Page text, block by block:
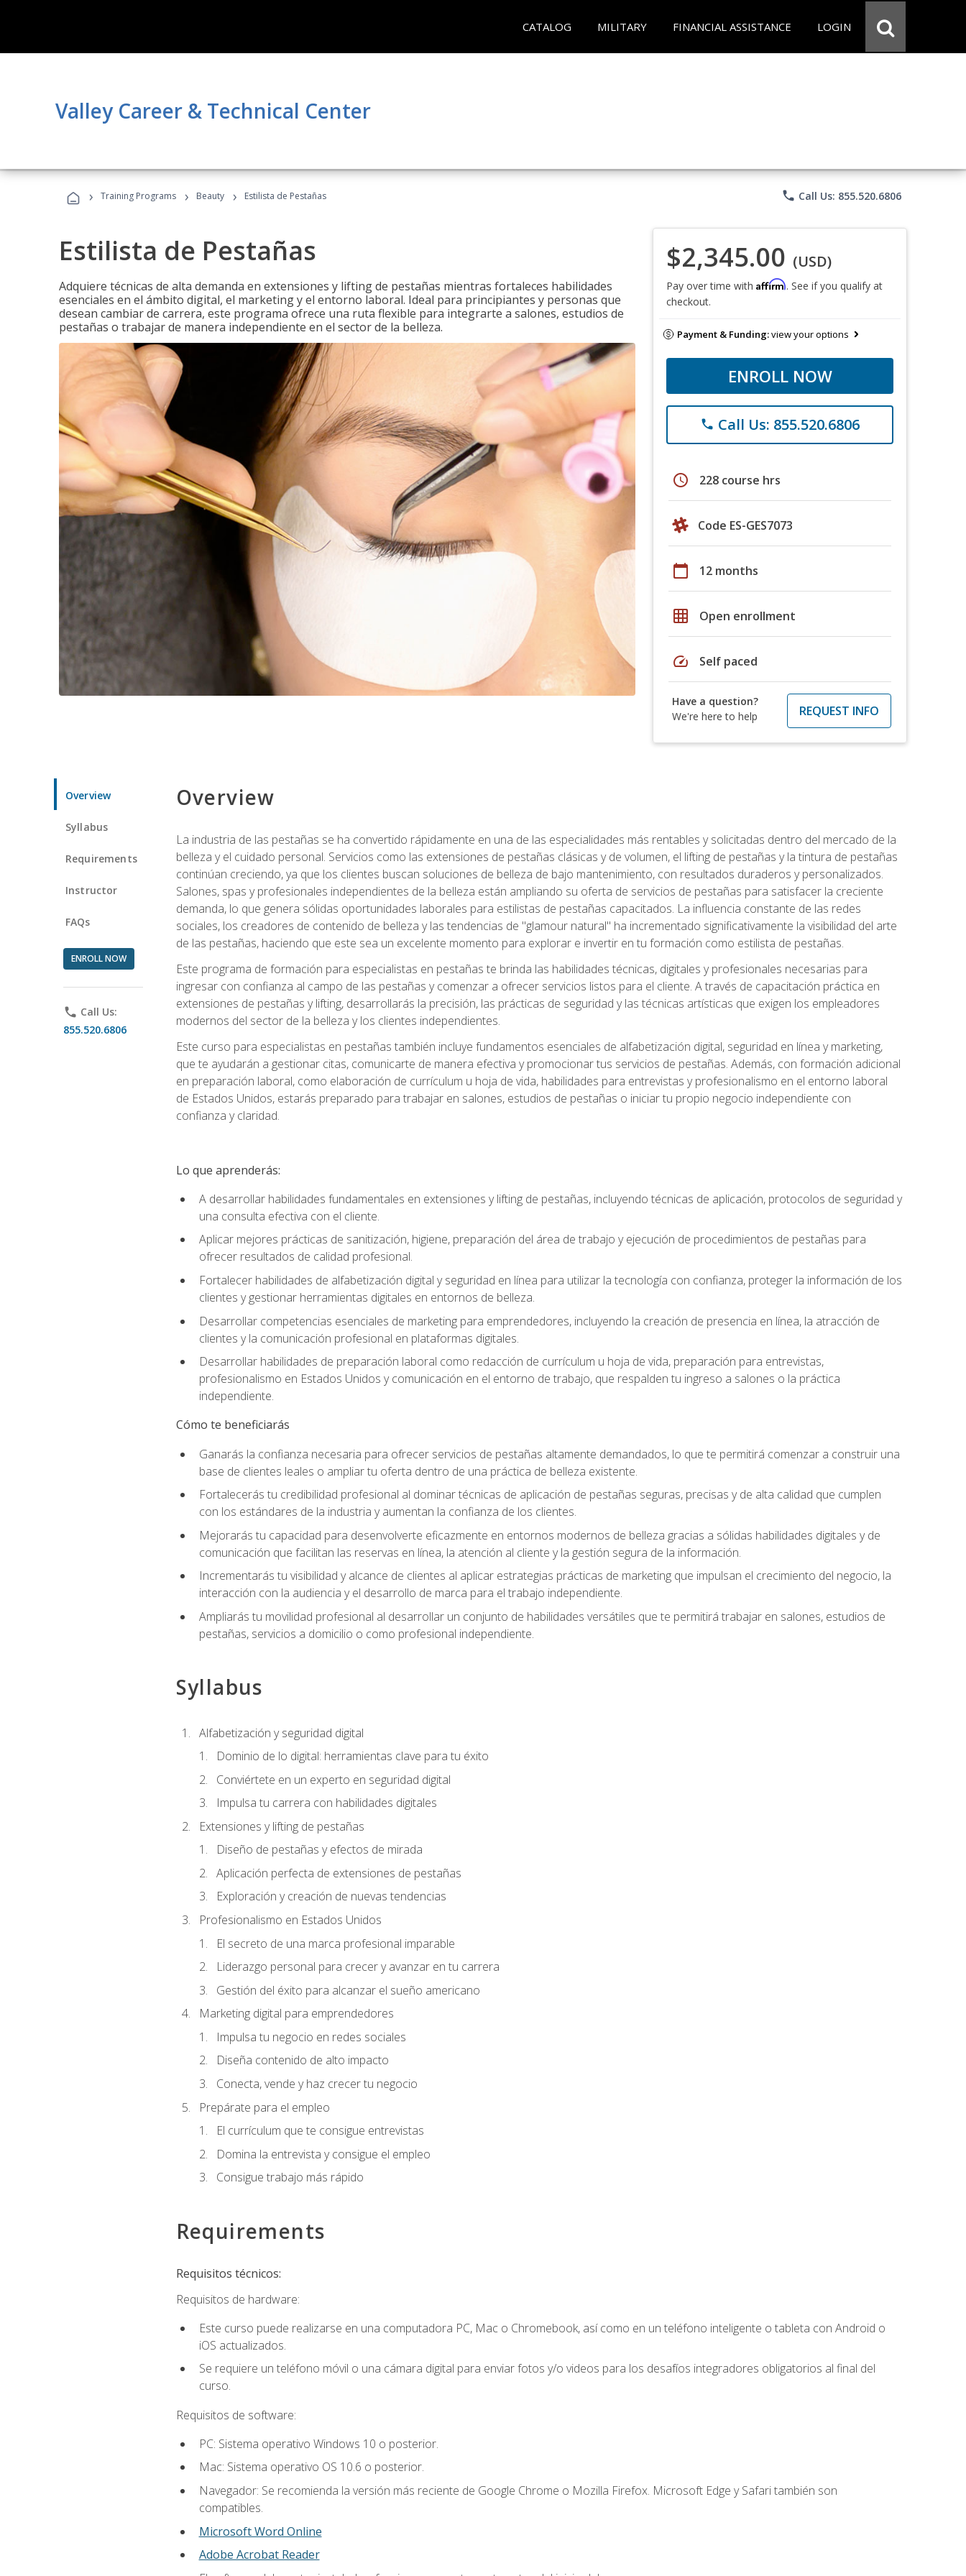
CATALOG MILITARY FINANCIAL ASSISTANCE LOGIN
Valley Career & Technical Center
› Training Programs › Beauty › Estilista de Pestañas phone Call Us: 855.520.6806
Estilista de Pestañas
Adquiere técnicas de alta demanda en extensiones y lifting de pestañas mientras fortaleces habilidades
esenciales en el ámbito digital, el marketing y el entorno laboral. Ideal para principiantes y personas que
desean cambiar de carrera, este programa ofrece una ruta flexible para integrarte a salones, estudios de
pestañas o trabajar de manera independiente en el sector de la belleza.
$2,345.00 (USD)
Pay over time with Affirm. See if you qualify at
checkout.
Payment & Funding:view your options
ENROLL NOW
phone Call Us: 855.520.6806
schedule 228 course hrs
Code ES-GES7073
calendar_today 12 months
grid_on Open enrollment
speed Self paced
Have a question?
We're here to help
REQUEST INFO
Overview
Syllabus
Requirements
Instructor
FAQs
ENROLL NOW
phone Call Us:
855.520.6806
Overview
La industria de las pestañas se ha convertido rápidamente en una de las especialidades más rentables y solicitadas dentro del mercado de la
belleza y el cuidado personal. Servicios como las extensiones de pestañas clásicas y de volumen, el lifting de pestañas y la tintura de pestañas
continúan creciendo, ya que los clientes buscan soluciones de belleza de bajo mantenimiento, con resultados duraderos y personalizados.
Salones, spas y profesionales independientes de la belleza están ampliando su oferta de servicios de pestañas para satisfacer la creciente
demanda, lo que genera sólidas oportunidades laborales para estilistas de pestañas capacitados. La influencia constante de las redes
sociales, los creadores de contenido de belleza y las tendencias de "glamour natural" ha incrementado significativamente la visibilidad del arte
de las pestañas, haciendo que este sea un excelente momento para explorar e invertir en tu formación como estilista de pestañas.
Este programa de formación para especialistas en pestañas te brinda las habilidades técnicas, digitales y profesionales necesarias para
ingresar con confianza al campo de las pestañas y comenzar a ofrecer servicios listos para el cliente. A través de capacitación práctica en
extensiones de pestañas y lifting, desarrollarás la precisión, las prácticas de seguridad y las técnicas artísticas que exigen los empleadores
modernos del sector de la belleza y los clientes independientes.
Este curso para especialistas en pestañas también incluye fundamentos esenciales de alfabetización digital, seguridad en línea y marketing,
que te ayudarán a gestionar citas, comunicarte de manera efectiva y promocionar tus servicios de pestañas. Además, con formación adicional
en preparación laboral, como elaboración de currículum u hoja de vida, habilidades para entrevistas y profesionalismo en el entorno laboral
de Estados Unidos, estarás preparado para trabajar en salones, estudios de pestañas o iniciar tu propio negocio independiente con
confianza y claridad.
Lo que aprenderás:
A desarrollar habilidades fundamentales en extensiones y lifting de pestañas, incluyendo técnicas de aplicación, protocolos de seguridad y
una consulta efectiva con el cliente.
Aplicar mejores prácticas de sanitización, higiene, preparación del área de trabajo y ejecución de procedimientos de pestañas para
ofrecer resultados de calidad profesional.
Fortalecer habilidades de alfabetización digital y seguridad en línea para utilizar la tecnología con confianza, proteger la información de los
clientes y gestionar herramientas digitales en entornos de belleza.
Desarrollar competencias esenciales de marketing para emprendedores, incluyendo la creación de presencia en línea, la atracción de
clientes y la comunicación profesional en plataformas digitales.
Desarrollar habilidades de preparación laboral como redacción de currículum u hoja de vida, preparación para entrevistas,
profesionalismo en Estados Unidos y comunicación en el entorno de trabajo, que respalden tu ingreso a salones o la práctica
independiente.
Cómo te beneficiarás
Ganarás la confianza necesaria para ofrecer servicios de pestañas altamente demandados, lo que te permitirá comenzar a construir una
base de clientes leales o ampliar tu oferta dentro de una práctica de belleza existente.
Fortalecerás tu credibilidad profesional al dominar técnicas de aplicación de pestañas seguras, precisas y de alta calidad que cumplen
con los estándares de la industria y aumentan la confianza de los clientes.
Mejorarás tu capacidad para desenvolverte eficazmente en entornos modernos de belleza gracias a sólidas habilidades digitales y de
comunicación que facilitan las reservas en línea, la atención al cliente y la gestión segura de la información.
Incrementarás tu visibilidad y alcance de clientes al aplicar estrategias prácticas de marketing que impulsan el crecimiento del negocio, la
interacción con la audiencia y el desarrollo de marca para el trabajo independiente.
Ampliarás tu movilidad profesional al desarrollar un conjunto de habilidades versátiles que te permitirá trabajar en salones, estudios de
pestañas, servicios a domicilio o como profesional independiente.
Syllabus
Alfabetización y seguridad digital
Dominio de lo digital: herramientas clave para tu éxito
Conviértete en un experto en seguridad digital
Impulsa tu carrera con habilidades digitales
Extensiones y lifting de pestañas
Diseño de pestañas y efectos de mirada
Aplicación perfecta de extensiones de pestañas
Exploración y creación de nuevas tendencias
Profesionalismo en Estados Unidos
El secreto de una marca profesional imparable
Liderazgo personal para crecer y avanzar en tu carrera
Gestión del éxito para alcanzar el sueño americano
Marketing digital para emprendedores
Impulsa tu negocio en redes sociales
Diseña contenido de alto impacto
Conecta, vende y haz crecer tu negocio
Prepárate para el empleo
El currículum que te consigue entrevistas
Domina la entrevista y consigue el empleo
Consigue trabajo más rápido
Requirements
Requisitos técnicos:
Requisitos de hardware:
Este curso puede realizarse en una computadora PC, Mac o Chromebook, así como en un teléfono inteligente o tableta con Android o
iOS actualizados.
Se requiere un teléfono móvil o una cámara digital para enviar fotos y/o videos para los desafíos integradores obligatorios al final del
curso.
Requisitos de software:
PC: Sistema operativo Windows 10 o posterior.
Mac: Sistema operativo OS 10.6 o posterior.
Navegador: Se recomienda la versión más reciente de Google Chrome o Mozilla Firefox. Microsoft Edge y Safari también son
compatibles.
Microsoft Word Online
Adobe Acrobat Reader